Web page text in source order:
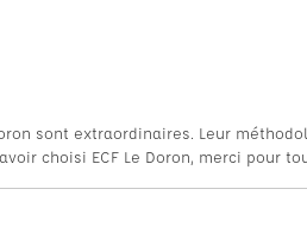
sont extraordinaires. Leur
choisi ECF Le Doron, merci pour